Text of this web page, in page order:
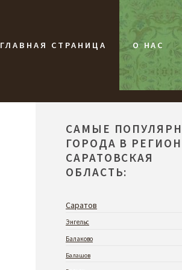
ГЛАВНАЯ СТРАНИЦА О НАС
САМЫЕ
ГОРОДА В
САРАТОВСКАЯ
ОБЛАСТЬ:
Саратов
Энгельс
Балаково
Балашов